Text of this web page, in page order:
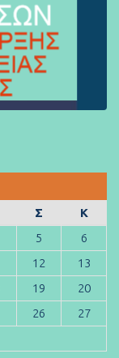
Σ
Κ
5
6
12
13
19
20
26
27